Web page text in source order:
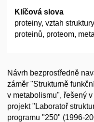
Klíčová slova
proteiny, vztah
proteinů, proteom,
Návrh bezprostředně
záměr "Strukturně
v metabolismu", řešený
projekt "Laboratoř
programu "250" (1996-